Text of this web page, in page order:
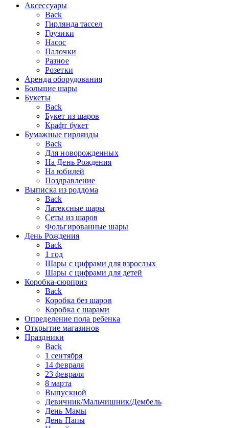
Аксессуары
Back
Гирлянда тассел
Грузики
Насос
Палочки
Разное
Розетки
Аренда оборудования
Большие шары
Букеты
Back
Букет из шаров
Крафт букет
Бумажные гирлянды
Back
Для новорожденных
На День Рождения
На юбилей
Поздравление
Выписка из роддома
Back
Латексные шары
Сеты из шаров
Фольгированные шары
День Рождения
Back
1 год
Шары с цифрами для взрослых
Шары с цифрами для детей
Коробка-сюрприз
Back
Коробка без шаров
Коробка с шарами
Определение пола ребенка
Открытие магазинов
Праздники
Back
1 сентября
14 февраля
23 февраля
8 марта
Выпускной
Девичник/Мальчишник/Дембель
День Мамы
День Папы